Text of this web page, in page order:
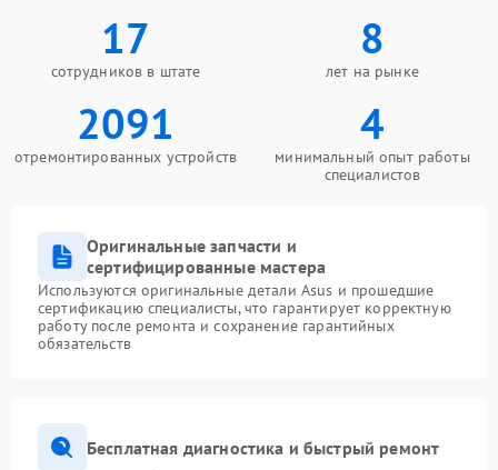
17
сотрудников в штате
8
лет на рынке
2091
отремонтированных устройств
4
минимальный опыт работы
специалистов
Оригинальные запчасти и
сертифицированные мастера
Используются оригинальные детали Asus и прошедшие
сертификацию специалисты, что гарантирует корректную
работу после ремонта и сохранение гарантийных
обязательств
Бесплатная диагностика и быстрый ремонт